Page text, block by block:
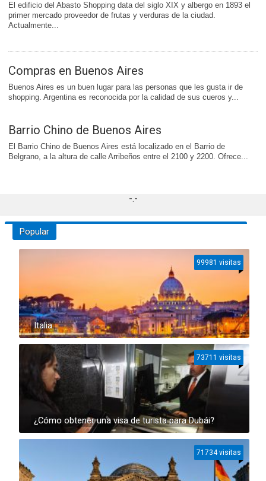
El edificio del Abasto Shopping data del siglo XIX y albergo en 1893 el
primer mercado proveedor de frutas y verduras de la ciudad.
Actualmente...
Compras en Buenos Aires
Buenos Aires es un buen lugar para las personas que les gusta ir de
shopping. Argentina es reconocida por la calidad de sus cueros y...
Barrio Chino de Buenos Aires
El Barrio Chino de Buenos Aires está localizado en el Barrio de
Belgrano, a la altura de calle Arribeños entre el 2100 y 2200. Ofrece...
-.-
Popular
Italia
99981 visitas
¿Cómo obtener una visa de turista para Dubái?
73711 visitas
71734 visitas